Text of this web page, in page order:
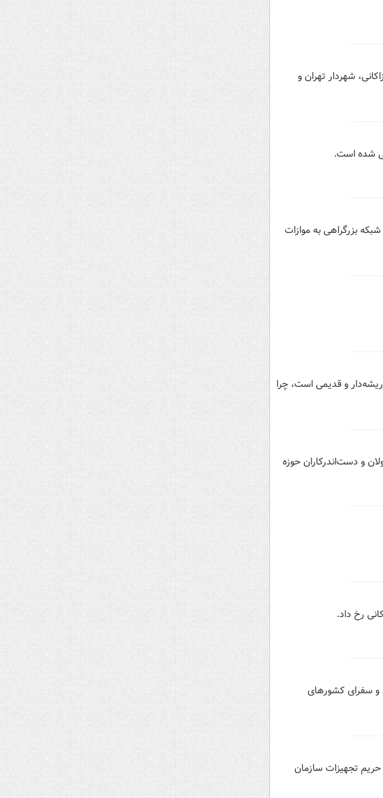
۲۰ اردیبهشت ماه ۱۴۰۴ با حضور علیرضا زاکانی، شهردار تهران و
شده است.
بزرگراهی به موازات
و قدیمی است، چرا
و دست‌اندرکاران حوزه
و سفرای کشورهای
صحن شورای شهر تهران در خصوص ساخت ۳ برج ۲۵ طبقه در حریم تجهیزات سازمان